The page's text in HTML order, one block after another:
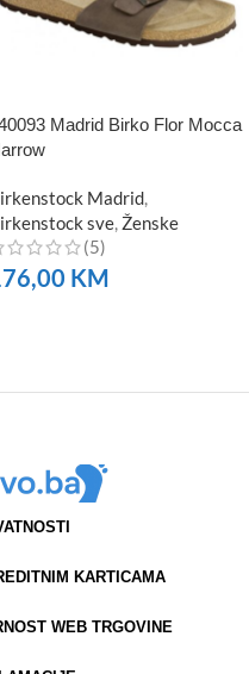
Madrid Birko Flor Mocca
Madrid
sve Ženske
(5)
KM
KARTICAMA
WEB TRGOVINE